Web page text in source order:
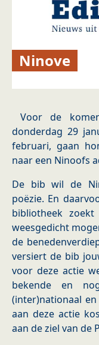
Ninove
Voor de
donderdag 29
februari, gaan
naar een Ninoofs
De bib wil de
poëzie. En
bibliotheek
weesgedicht
de
versiert de bib
voor deze actie
bekende en
(inter)nationaal
aan deze actie
aan de ziel van de